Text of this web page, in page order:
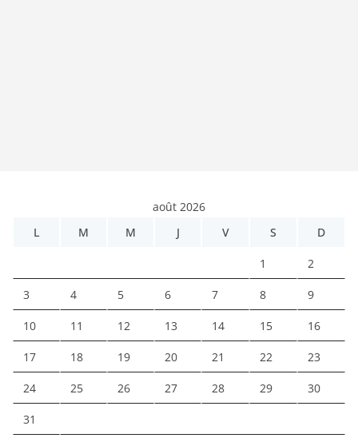
août 2026
L
M M J V S D
1 2
3 4 5 6 7 8 9
10 11 12 13 14 15 16
17 18 19 20 21 22 23
24 25 26 27 28 29 30
31